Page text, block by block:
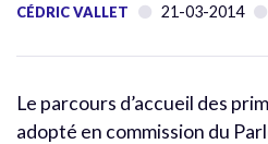
CÉDRIC VALLET 21-03-2014
Le parcours d’accueil des
adopté en commission du